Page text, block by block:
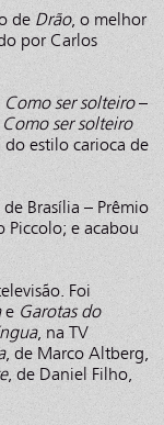
de Drão, o melhor
por Carlos
Como ser solteiro–
Como ser solteiro
estilo carioca de
Brasília – Prêmio
Piccolo; e acabou
Foi
e Garotas do
, na TV
, de Marco Altberg,
, de Daniel Filho,